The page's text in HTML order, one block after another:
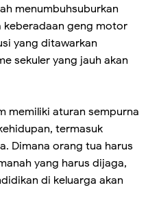
menumbuhsuburkan
keberadaan geng motor
yang ditawarkan
sekuler yang jauh akan
memiliki aturan sempurna
termasuk
Dimana orang tua harus
yang harus dijaga,
di keluarga akan